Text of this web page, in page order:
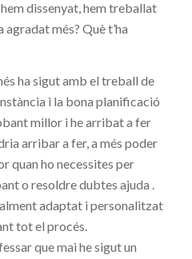
dissenyat, hem treballat
agradat més? Què t’ha
ha sigut amb el treball de
i la bona planificació
millor i he arribat a fer
arribar a fer, a més poder
quan ho necessites per
o resoldre dubtes ajuda .
adaptat i personalitzat
tot el procés.
que mai he sigut un